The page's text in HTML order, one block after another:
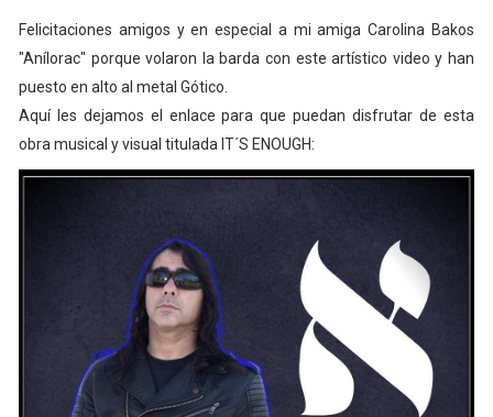
Felicitaciones amigos y en especial a mi amiga Carolina Bakos
"Anílorac" porque volaron la barda con este artístico video y han
puesto en alto al metal Gótico.
Aquí les dejamos el enlace para que puedan disfrutar de esta
obra musical y visual titulada IT´S ENOUGH: